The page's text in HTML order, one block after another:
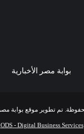
بوابة مصر الأخبارية
ODS - Digital Business Services